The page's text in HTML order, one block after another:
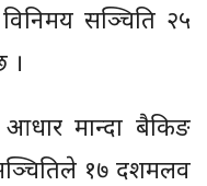
सञ्चिति २५
।
मान्दा बैकिङ
सञ्चितिले १७ दशमलव